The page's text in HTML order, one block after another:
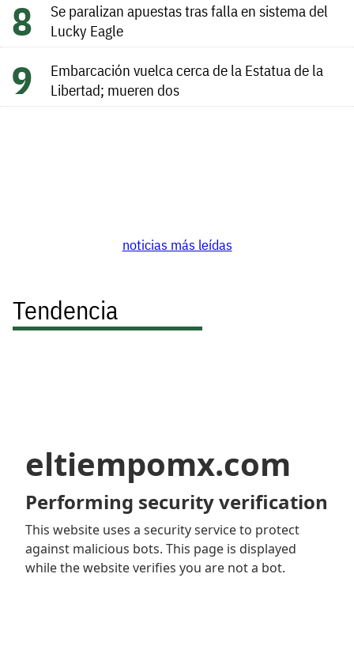
Se paralizan apuestas tras falla en sistema del
Lucky Eagle
Embarcación vuelca cerca de la Estatua de la
Libertad; mueren dos
noticias más leídas
Tendencia